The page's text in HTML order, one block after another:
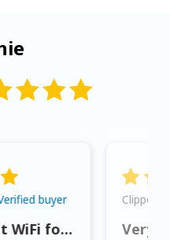
buyer
Great Pocket WiFi for Japan Travel Very